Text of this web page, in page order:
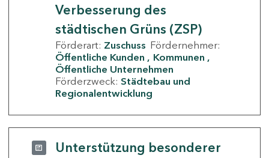
Verbesserung des
städtischen Grüns (ZSP)
Förderart: Zuschuss Fördernehmer:
Öffentliche Kunden
Kommunen
Öffentliche Unternehmen
Förderzweck: Städtebau und
Regionalentwicklung
Unterstützung besonderer